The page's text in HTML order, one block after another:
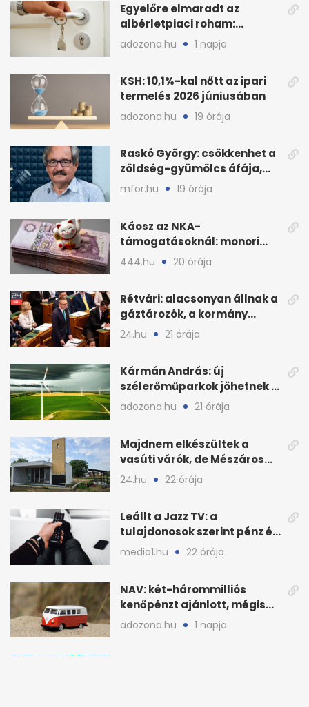
Egyelőre elmaradt az
albérletpiaci roham:
ennyibe kerülnek a kiadó
adozona.hu 1 napja
KSH: 10,1%-kal nőtt az ipari
termelés 2026 júniusában
adozona.hu 19 órája
Raskó György: csökkenhet a
zöldség-gyümölcs áfája,
bajban a kukorica
mfor.hu 19 órája
Káosz az NKA-
támogatásoknál: monori
civilek elszámolásai és
444.hu 20 órája
Rétvári: alacsonyan állnak a
gáztározók, a kormány
válságról válságra jut
24.hu 21 órája
Kármán András: új
szélerőműparkok jöhetnek a
kormányülés döntése
adozona.hu 21 órája
Majdnem elkészültek a
vasúti várók, de Mészáros
bizalmasa leromboltatja
24.hu 22 órája
Leállt a Jazz TV: a
tulajdonosok szerint pénz és
szabályok döntöttek
media1.hu 22 órája
NAV: két-hárommilliós
kenőpénzt ajánlott, mégis
lefoglalták a hamis árut
adozona.hu 1 napja